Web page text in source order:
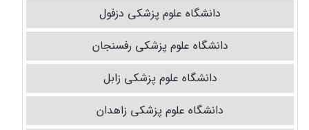
دانشگاه علوم پزشکی دزفول
دانشگاه علوم پزشکی رفسنجان
دانشگاه علوم پزشکی زابل
دانشگاه علوم پزشکی زاهدان